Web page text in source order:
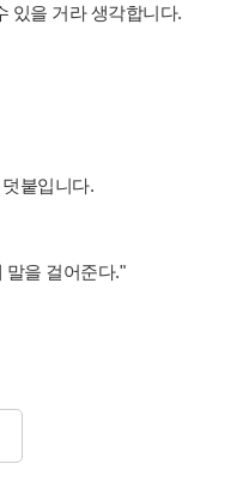
있을 거라 생각합니다.
붙입니다.
말을 걸어준다."